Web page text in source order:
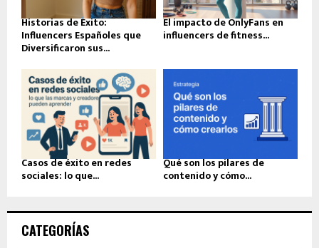
Historias de Éxito:
Influencers Españoles que
Diversificaron sus...
El impacto de OnlyFans en
influencers de fitness...
Casos de éxito en redes
sociales: lo que...
Qué son los pilares de
contenido y cómo...
CATEGORÍAS